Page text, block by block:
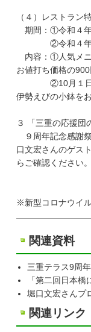
（４）レストラン
期間：①令和４年
②令和４年10月
内容：①人気メニ
お値打ち価格の
②10月１日の伊
伊勢えびの小鉢を
３ 「三重の応援団
９周年記念感謝
口文宏さんのゲス
らご確認ください。
※新型コロナウイ
関連資料
三重テラス9周
「第二回日本
堀口文宏さんプ
関連リンク